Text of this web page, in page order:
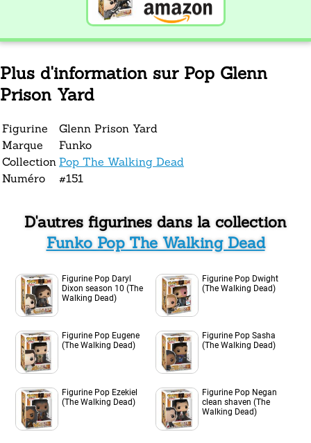
Plus d'information sur Pop Glenn
Prison Yard
Figurine
Glenn Prison Yard
Marque
Funko
Collection Pop The Walking Dead
Numéro
#151
D'autres figurines dans la collection
Funko Pop The Walking Dead
Figurine Pop Daryl
Dixon season 10 (The
Walking Dead)
Figurine Pop Dwight
(The Walking Dead)
Figurine Pop Eugene
(The Walking Dead)
Figurine Pop Sasha
(The Walking Dead)
Figurine Pop Ezekiel
(The Walking Dead)
Figurine Pop Negan
clean shaven (The
Walking Dead)